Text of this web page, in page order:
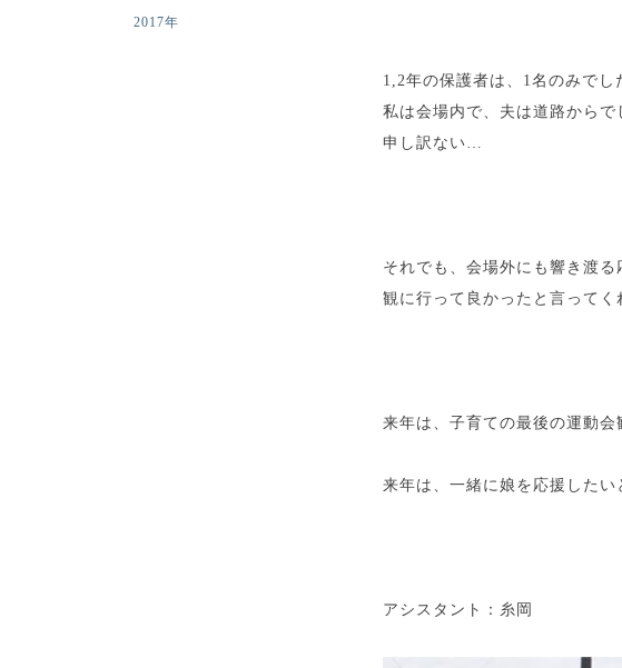
2017年
1,2年の保護者は、1名のみでし
私は会場内で、夫は道路から
申し訳ない…
それでも、会場外にも響き渡る
観に行って良かったと言って
来年は、子育ての最後の運動会
来年は、一緒に娘を応援したい
アシスタント：糸岡